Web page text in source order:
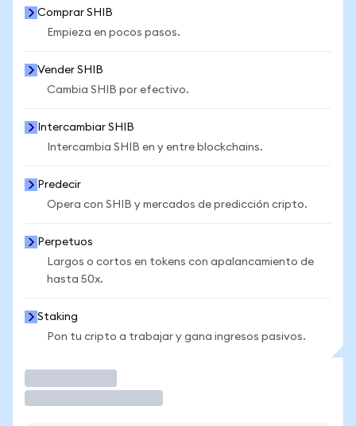
Comprar SHIB
Empieza en pocos pasos.
Vender SHIB
Cambia SHIB por efectivo.
Intercambiar SHIB
Intercambia SHIB en y entre blockchains.
Predecir
Opera con SHIB y mercados de predicción cripto.
Perpetuos
Largos o cortos en tokens con apalancamiento de
hasta 50x.
Staking
Pon tu cripto a trabajar y gana ingresos pasivos.